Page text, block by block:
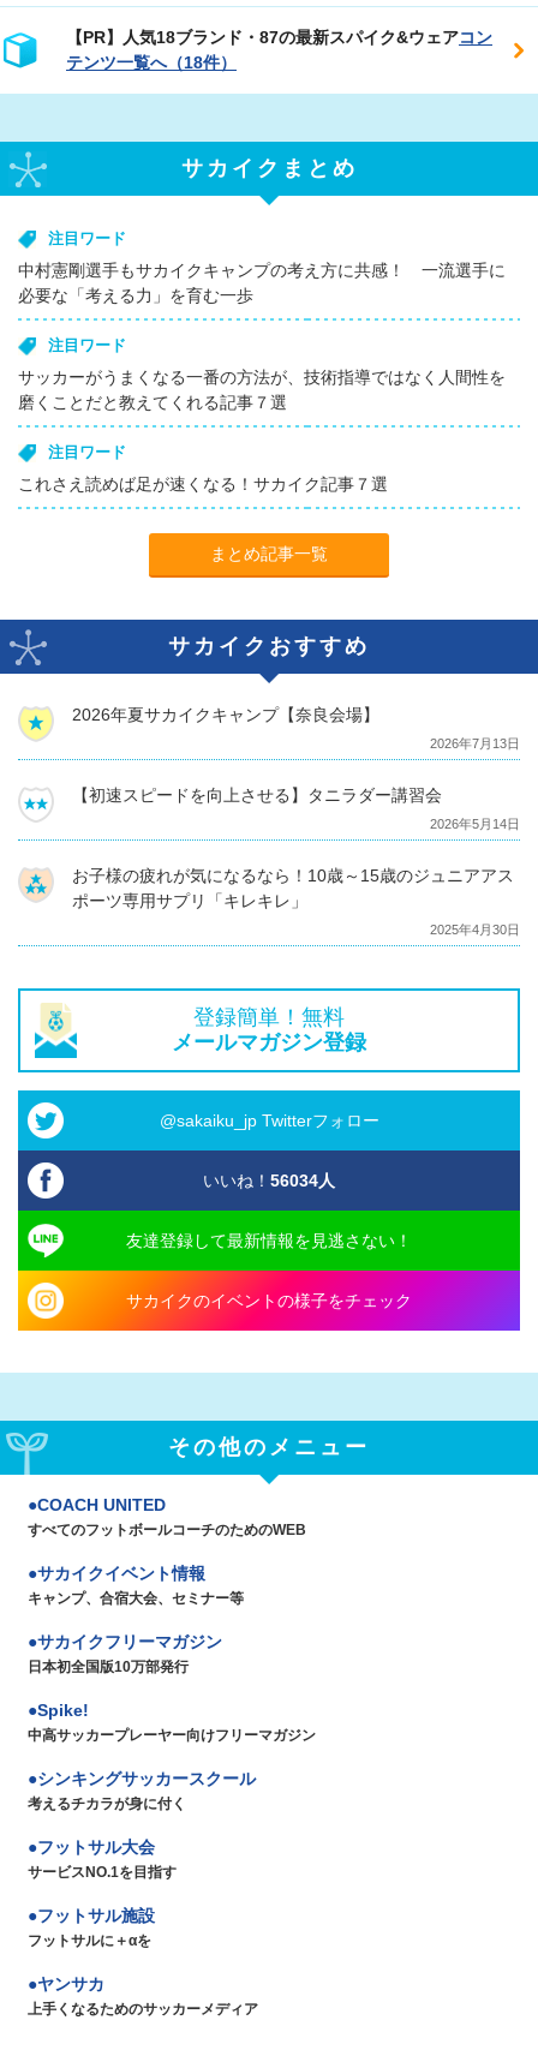
【PR】人気18ブランド・87の最新スパイク&ウェアコン
テンツ一覧へ（18件）
サカイクまとめ
注目ワード
中村憲剛選手もサカイクキャンプの考え方に共感！ 一流選手に
必要な「考える力」を育む一歩
注目ワード
サッカーがうまくなる一番の方法が、技術指導ではなく人間性を
磨くことだと教えてくれる記事７選
注目ワード
これさえ読めば足が速くなる！サカイク記事７選
まとめ記事一覧
サカイクおすすめ
2026年夏サカイクキャンプ【奈良会場】
2026年7月13日
【初速スピードを向上させる】タニラダー講習会
2026年5月14日
お子様の疲れが気になるなら！10歳～15歳のジュニアアス
ポーツ専用サプリ「キレキレ」
2025年4月30日
登録簡単！無料
メールマガジン登録
@sakaiku_jp Twitterフォロー
いいね！ 56034人
友達登録して最新情報を見逃さない！
サカイクのイベントの様子をチェック
その他のメニュー
COACH UNITED
すべてのフットボールコーチのためのWEB
サカイクイベント情報
キャンプ、合宿大会、セミナー等
サカイクフリーマガジン
日本初全国版10万部発行
Spike!
中高サッカープレーヤー向けフリーマガジン
シンキングサッカースクール
考えるチカラが身に付く
フットサル大会
サービスNO.1を目指す
フットサル施設
フットサルに＋αを
ヤンサカ
上手くなるためのサッカーメディア